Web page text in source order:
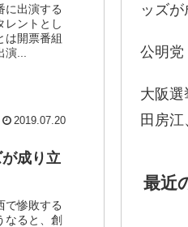
に出演する
レントとし
は開票番組
...
2019.07.20
成り立
で惨敗する
なると、創
ッズが
公明党
大阪
田房
最近